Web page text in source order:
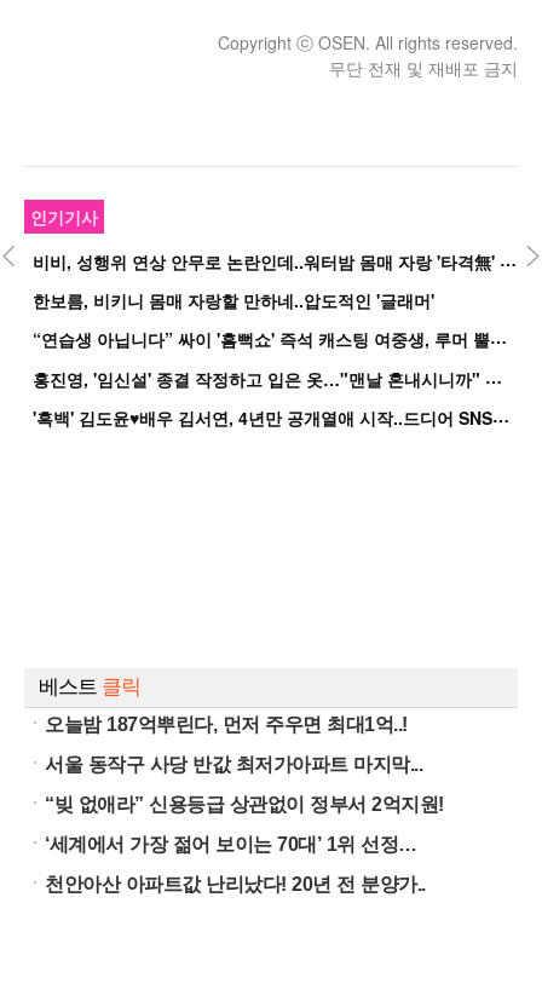
Copyright ⓒ OSEN. All rights reserved.
무단 전재 및 재배포 금지
인기기사
비
비, 성행위 연상 안무로 논란인데..워터밤 몸매 자랑 '타격無' 근황
한보름, 비키니 몸매 자랑할 만하네..압도적인 '글래머'
“
연습생 아닙니다” 싸이 '흠뻑쇼' 즉석 캐스팅 여중생, 루머 뿔났다[Oh!쎈 이...
홍
진영, '임신설' 종결 작정하고 입은 옷…"맨날 혼내시니까" 억울
'
흑백' 김도윤♥배우 김서연, 4년만 공개열애 시작..드디어 SNS에 노출 [핫피...